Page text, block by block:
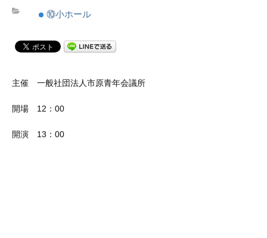
⑩小ホール
主催 一般社団法人市原青年会議所
開場 12：00
開演 13：00